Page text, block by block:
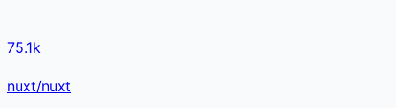
75.1k
nuxt/nuxt